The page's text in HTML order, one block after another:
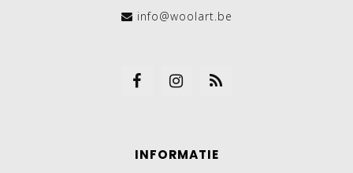
info@woolart.be
INFORMATIE